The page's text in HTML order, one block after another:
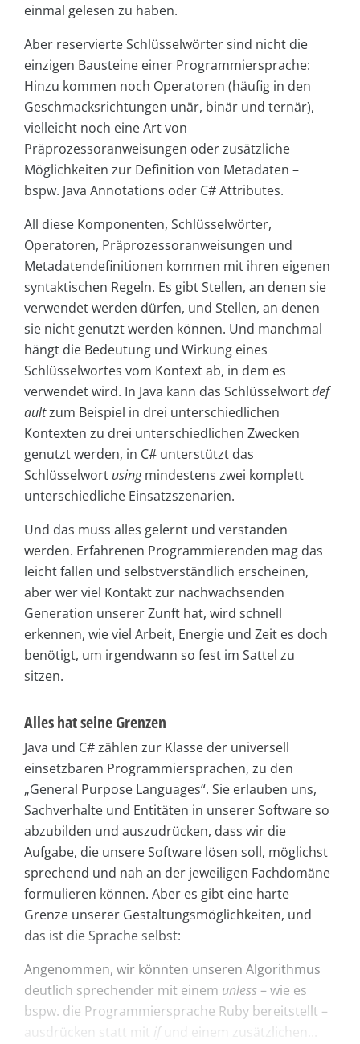
einmal gelesen zu haben.
Aber reservierte Schlüsselwörter sind nicht die
einzigen Bausteine einer Programmiersprache:
Hinzu kommen noch Operatoren (häufig in den
Geschmacksrichtungen unär, binär und ternär),
vielleicht noch eine Art von
Präprozessoranweisungen oder zusätzliche
Möglichkeiten zur Definition von Metadaten –
bspw. Java Annotations oder C# Attributes.
All diese Komponenten, Schlüsselwörter,
Operatoren, Präprozessoranweisungen und
Metadatendefinitionen kommen mit ihren eigenen
syntaktischen Regeln. Es gibt Stellen, an denen sie
verwendet werden dürfen, und Stellen, an denen
sie nicht genutzt werden können. Und manchmal
hängt die Bedeutung und Wirkung eines
Schlüsselwortes vom Kontext ab, in dem es
verwendet wird. In Java kann das Schlüsselwortdef
aultzum Beispiel in drei unterschiedlichen
Kontexten zu drei unterschiedlichen Zwecken
genutzt werden, in C# unterstützt das
Schlüsselwort usingmindestens zwei komplett
unterschiedliche Einsatzszenarien.
Und das muss alles gelernt und verstanden
werden. Erfahrenen Programmierenden mag das
leicht fallen und selbstverständlich erscheinen,
aber wer viel Kontakt zur nachwachsenden
Generation unserer Zunft hat, wird schnell
erkennen, wie viel Arbeit, Energie und Zeit es doch
benötigt, um irgendwann so fest im Sattel zu
sitzen.
Alles hat seine Grenzen
Java und C# zählen zur Klasse der universell
einsetzbaren Programmiersprachen, zu den
„General Purpose Languages“. Sie erlauben uns,
Sachverhalte und Entitäten in unserer Software so
abzubilden und auszudrücken, dass wir die
Aufgabe, die unsere Software lösen soll, möglichst
sprechend und nah an der jeweiligen Fachdomäne
formulieren können. Aber es gibt eine harte
Grenze unserer Gestaltungsmöglichkeiten, und
das ist die Sprache selbst:
Angenommen, wir könnten unseren Algorithmus
deutlich sprechender mit einem unless– wie es
bspw. die Programmiersprache Ruby bereitstellt –
ausdrücken statt mit ifund einem zusätzlichen...